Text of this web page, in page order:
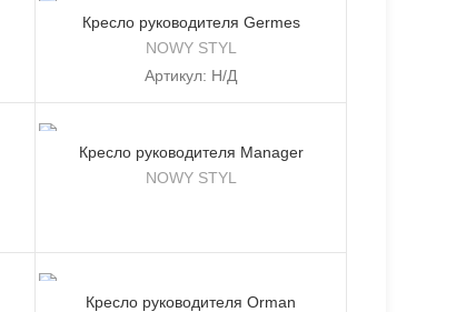
Кресло руководителя Germes
NOWY STYL
Артикул: Н/Д
Кресло руководителя Manager
NOWY STYL
Кресло руководителя Orman